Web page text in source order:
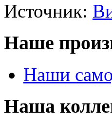
Источник:
Наше
Наши
Наша